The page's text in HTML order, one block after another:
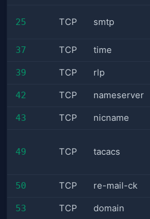
25 TCP smtp
37 TCP time
39 TCP rlp
42 TCP nameserver
43 TCP nicname
49 TCP tacacs
50 TCP re-mail-ck
53 TCP domain